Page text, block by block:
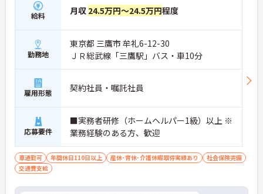
給料 月収 24.5万円～24.5万円程度
勤務地
東京都 三鷹市 牟礼6-12-30
ＪＲ総武線「三鷹駅」バス・車10分
雇用形態 契約社員・嘱託社員
応募要件
■実務者研修（ホームヘルパー1級）以上 ※
業務経験のある方、歓迎
車通勤可 年間休日110日以上 産休･育休･介護休暇取得実績あり
社会保険完備
交通費支給